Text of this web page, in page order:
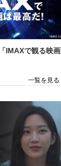
IMAXで観る映画
一覧を見る